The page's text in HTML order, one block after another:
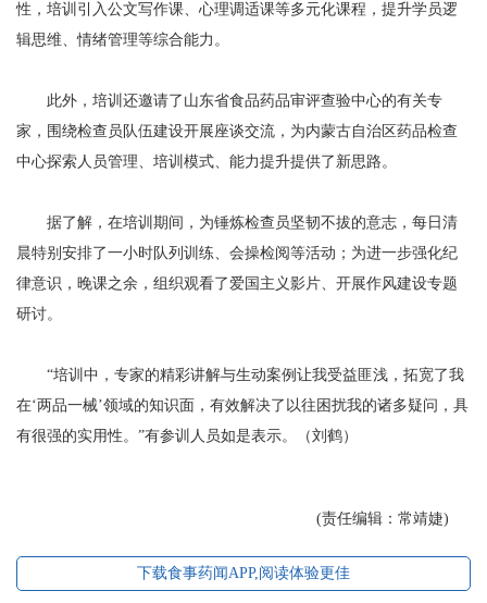
性，培训引入公文写作课、心理调适课等多元化课程，提升学员逻
辑思维、情绪管理等综合能力。
此外，培训还邀请了山东省食品药品审评查验中心的有关专
家，围绕检查员队伍建设开展座谈交流，为内蒙古自治区药品检查
中心探索人员管理、培训模式、能力提升提供了新思路。
据了解，在培训期间，为锤炼检查员坚韧不拔的意志，每日清
晨特别安排了一小时队列训练、会操检阅等活动；为进一步强化纪
律意识，晚课之余，组织观看了爱国主义影片、开展作风建设专题
研讨。
“培训中，专家的精彩讲解与生动案例让我受益匪浅，拓宽了我
在‘两品一械’领域的知识面，有效解决了以往困扰我的诸多疑问，具
有很强的实用性。”有参训人员如是表示。（刘鹤）
(责任编辑：常靖婕)
下载食事药闻APP,阅读体验更佳